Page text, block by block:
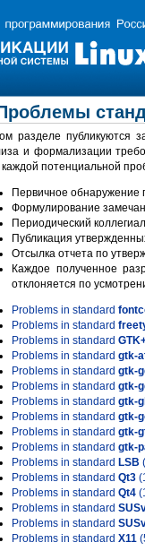
разделе публикуются
и формализации
каждой потенциальной
Первичное обнаружение
Формулирование
Периодический
Публикация
Отсылка отчета по
Каждое полученное
отклоняется по
Problems in standard
Problems in standard
Problems in standard
Problems in standard gtk-
Problems in standard gtk-
Problems in standard gtk-
Problems in standard gtk-
Problems in standard gtk-
Problems in standard gtk-
Problems in standard gtk-
Problems in standard LSB
Problems in standard Qt3
Problems in standard Qt4
Problems in standard
Problems in standard
Problems in standard X11